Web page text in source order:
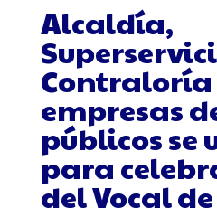
Alcaldía,
empresas
públicos se
para
del Vocal